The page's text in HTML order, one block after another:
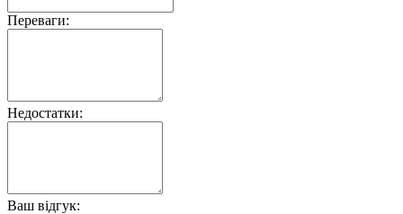
Переваги:
Недостатки:
Ваш відгук: